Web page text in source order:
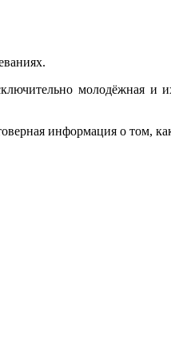
молодёжная и
информация о том,